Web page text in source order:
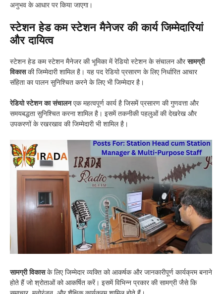
अनुभव के आधार पर किया जाएगा।
स्टेशन हेड कम स्टेशन मैनेजर की कार्य जिम्मेदारियां
और दायित्व
स्टेशन हेड कम स्टेशन मैनेजर की भूमिका में रेडियो स्टेशन के संचालन औरसामग्री
विकासकी जिम्मेदारी शामिल है। यह पद रेडियो प्रसारण के लिए निर्धारित आचार
संहिता का पालन सुनिश्चित करने के लिए भी जिम्मेदार है।
रेडियो स्टेशन का संचालनएक महत्वपूर्ण कार्य है जिसमें प्रसारण की गुणवत्ता और
समयबद्धता सुनिश्चित करना शामिल है। इसमें तकनीकी पहलुओं की देखरेख और
उपकरणों के रखरखाव की जिम्मेदारी भी शामिल है।
सामग्री विकासके लिए जिम्मेदार व्यक्ति को आकर्षक और जानकारीपूर्ण कार्यक्रम बनाने
होते हैं जो श्रोताओं को आकर्षित करें। इसमें विभिन्न प्रकार की सामग्री जैसे कि